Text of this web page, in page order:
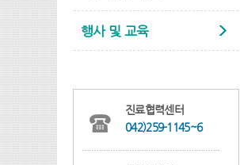
행사 및 교육
진료협력센터
042)259-1145~6